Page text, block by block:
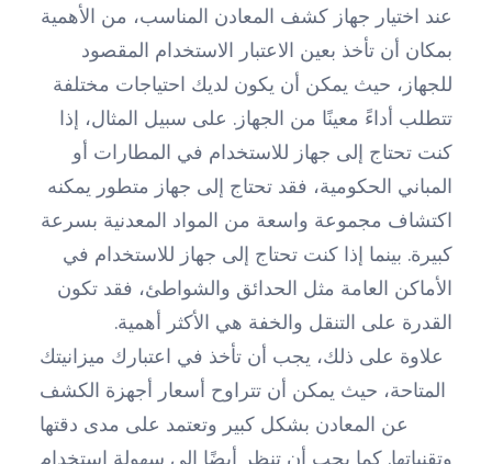
عند اختيار جهاز كشف المعادن المناسب، من الأهمية
بمكان أن تأخذ بعين الاعتبار الاستخدام المقصود
للجهاز، حيث يمكن أن يكون لديك احتياجات مختلفة
تتطلب أداءً معينًا من الجهاز. على سبيل المثال، إذا
كنت تحتاج إلى جهاز للاستخدام في المطارات أو
المباني الحكومية، فقد تحتاج إلى جهاز متطور يمكنه
اكتشاف مجموعة واسعة من المواد المعدنية بسرعة
كبيرة. بينما إذا كنت تحتاج إلى جهاز للاستخدام في
الأماكن العامة مثل الحدائق والشواطئ، فقد تكون
القدرة على التنقل والخفة هي الأكثر أهمية.
علاوة على ذلك، يجب أن تأخذ في اعتبارك ميزانيتك
المتاحة، حيث يمكن أن تتراوح أسعار أجهزة الكشف
عن المعادن بشكل كبير وتعتمد على مدى دقتها
وتقنياتها. كما يجب أن تنظر أيضًا إلى سهولة استخدام